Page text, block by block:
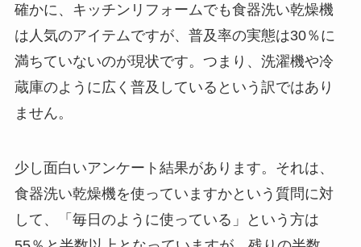
確かに、キッチンリフォームでも食器洗い乾燥機
は人気のアイテムですが、普及率の実態は30％に
満ちていないのが現状です。つまり、洗濯機や冷
蔵庫のように広く普及しているという訳ではあり
ません。
少し面白いアンケート結果があります。それは、
食器洗い乾燥機を使っていますかという質問に対
して、「毎日のように使っている」という方は